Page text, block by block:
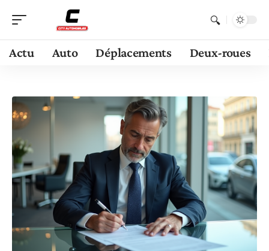
Actu Auto Déplacements Deux-roues